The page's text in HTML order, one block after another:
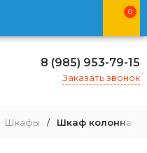
0
8 (985) 953-79-15
Заказать звонок
Шкафы / Шкаф колонна